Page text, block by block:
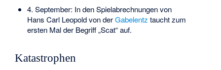
4. September: In den Spielabrechnungen von
Hans Carl Leopold von derGabelentz taucht zum
ersten Mal der Begriff „Scat“ auf.
Katastrophen